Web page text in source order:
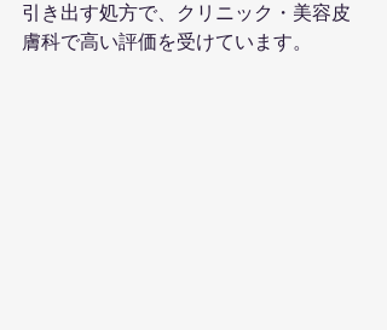
引き出す処方で、クリニック・美容皮
膚科で高い評価を受けています。